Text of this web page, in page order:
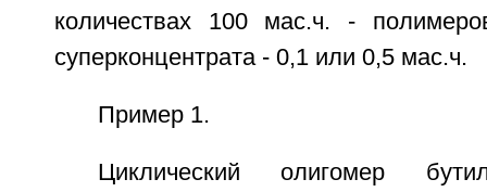
количествах 100 мас.ч. -
суперконцентрата - 0,1 или 0,5 мас.ч.
Пример 1.
Циклический олигомер